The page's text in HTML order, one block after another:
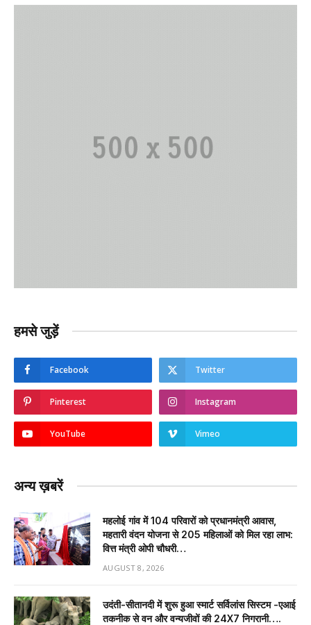
हमसे जुड़ें
Facebook Twitter
Pinterest Instagram
YouTube Vimeo
अन्य ख़बरें
महलोई गांव में 104 परिवारों को प्रधानमंत्री आवास,
महतारी वंदन योजना से 205 महिलाओं को मिल रहा लाभ:
वित्त मंत्री ओपी चौधरी…
AUGUST 8, 2026
उदंती-सीतानदी में शुरू हुआ स्मार्ट सर्विलांस सिस्टम -एआई
तकनीक से वन और वन्यजीवों की 24X7 निगरानी….